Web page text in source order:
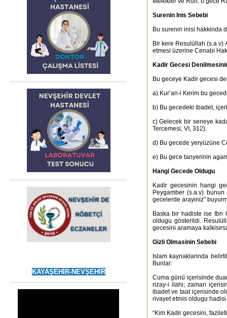
KAYAŞEHİR-NEVŞEHİR
Surenin Inis Sebebi
Bu surenin inisi hakkinda
Bir kere Resulüllah
etmesi üzerine Cenabi
Kadir Gecesi
Bu geceye Kadir gecesi
a) Kur’an-i Kerim bu
b) Bu gecedeki ibadet,
c) Gelecek bir seneye
Tercemesi, VI, 312).
d) Bu gecede yeryüzüne
e) Bu gece tanyerinin
Hangi Gecede Oldugu
Kadir gecesinin hangi
Peygamber (s.a.v)
gecelerde arayiniz”
Baska bir hadiste ise Ibn
oldugu gösterildi.
gecesini aramaya
Gizli Olmasinin Sebebi
Islam kaynaklarinda
Bunlar:
Cuma günü içerisinde
rizay-i ilahi; zaman
ibadet ve taat içerisinde
rivayet etmis oldugu
“Kim Kadir gecesini,